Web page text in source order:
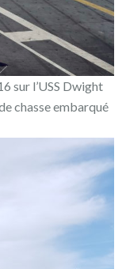
sur l’USS Dwight
chasse embarqué